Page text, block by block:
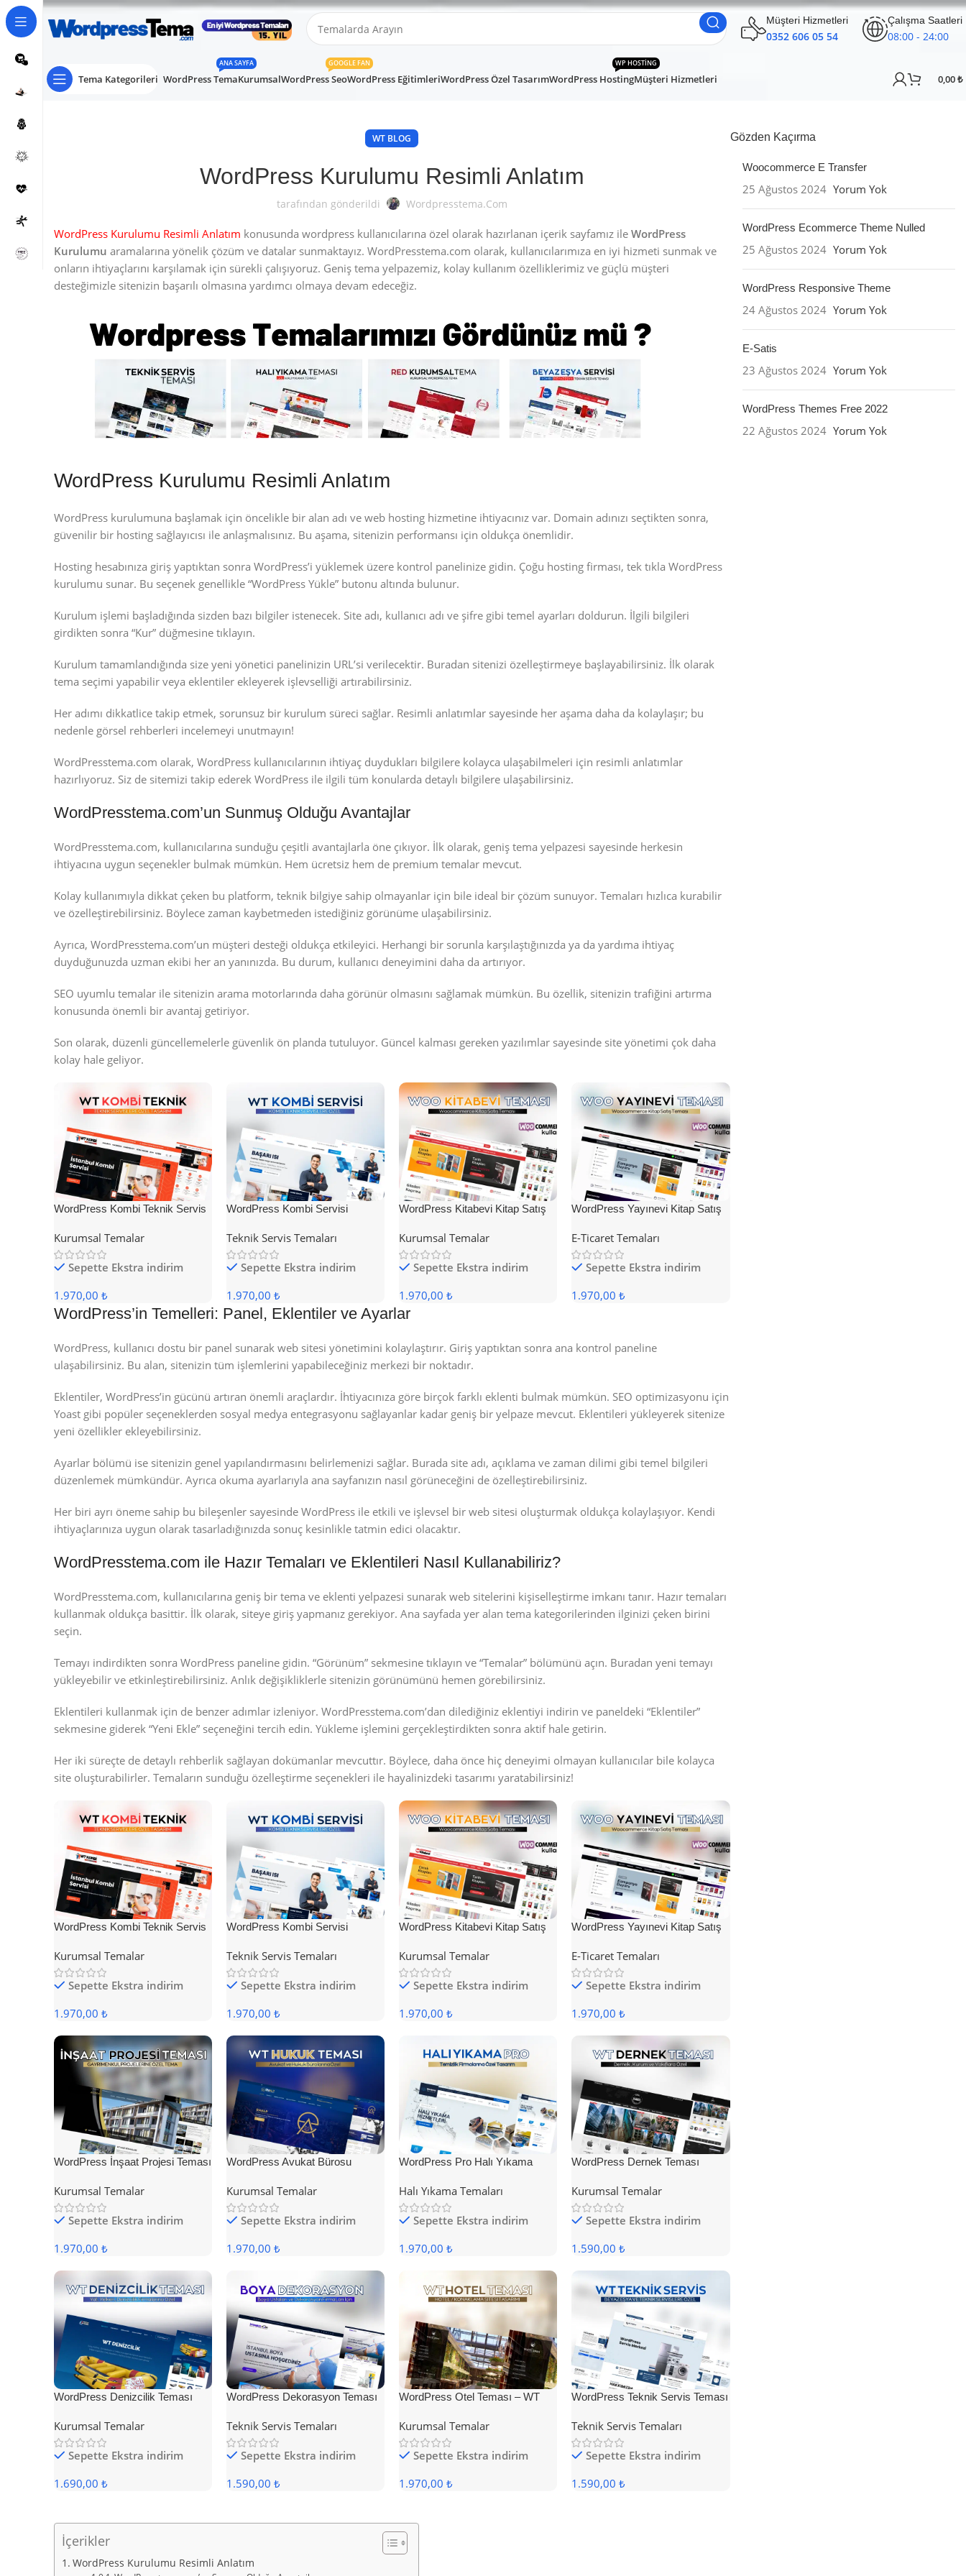
Müşteri Hizmetleri
0352 606 05 54
Çalışma Saatleri
08:00 - 24:00
Tema Kategorileri WordPress Tema
ANA SAYFA
KurumsalWordPress Seo
GOOGLE FAN
WordPress EğitimleriWordPress Özel TasarımWordPress Hosting
WP HOSTING
Müşteri Hizmetleri 0,00₺
WT BLOG
WordPress Kurulumu Resimli Anlatım
tarafından gönderildi Wordpresstema.com
WordPress Kurulumu Resimli Anlatım konusunda wordpress kullanıcılarına özel olarak hazırlanan içerik sayfamız ile WordPress
Kurulumu aramalarına yönelik çözüm ve datalar sunmaktayız. WordPresstema.com olarak, kullanıcılarımıza en iyi hizmeti sunmak ve
onların ihtiyaçlarını karşılamak için sürekli çalışıyoruz. Geniş tema yelpazemiz, kolay kullanım özelliklerimiz ve güçlü müşteri
desteğimizle sitenizin başarılı olmasına yardımcı olmaya devam edeceğiz.
WordPress Kurulumu Resimli Anlatım
WordPress kurulumuna başlamak için öncelikle bir alan adı ve web hosting hizmetine ihtiyacınız var. Domain adınızı seçtikten sonra,
güvenilir bir hosting sağlayıcısı ile anlaşmalısınız. Bu aşama, sitenizin performansı için oldukça önemlidir.
Hosting hesabınıza giriş yaptıktan sonra WordPress’i yüklemek üzere kontrol panelinize gidin. Çoğu hosting firması, tek tıkla WordPress
kurulumu sunar. Bu seçenek genellikle “WordPress Yükle” butonu altında bulunur.
Kurulum işlemi başladığında sizden bazı bilgiler istenecek. Site adı, kullanıcı adı ve şifre gibi temel ayarları doldurun. İlgili bilgileri
girdikten sonra “Kur” düğmesine tıklayın.
Kurulum tamamlandığında size yeni yönetici panelinizin URL’si verilecektir. Buradan sitenizi özelleştirmeye başlayabilirsiniz. İlk olarak
tema seçimi yapabilir veya eklentiler ekleyerek işlevselliği artırabilirsiniz.
Her adımı dikkatlice takip etmek, sorunsuz bir kurulum süreci sağlar. Resimli anlatımlar sayesinde her aşama daha da kolaylaşır; bu
nedenle görsel rehberleri incelemeyi unutmayın!
WordPresstema.com olarak, WordPress kullanıcılarının ihtiyaç duydukları bilgilere kolayca ulaşabilmeleri için resimli anlatımlar
hazırlıyoruz. Siz de sitemizi takip ederek WordPress ile ilgili tüm konularda detaylı bilgilere ulaşabilirsiniz.
WordPresstema.com’un Sunmuş Olduğu Avantajlar
WordPresstema.com, kullanıcılarına sunduğu çeşitli avantajlarla öne çıkıyor. İlk olarak, geniş tema yelpazesi sayesinde herkesin
ihtiyacına uygun seçenekler bulmak mümkün. Hem ücretsiz hem de premium temalar mevcut.
Kolay kullanımıyla dikkat çeken bu platform, teknik bilgiye sahip olmayanlar için bile ideal bir çözüm sunuyor. Temaları hızlıca kurabilir
ve özelleştirebilirsiniz. Böylece zaman kaybetmeden istediğiniz görünüme ulaşabilirsiniz.
Ayrıca, WordPresstema.com’un müşteri desteği oldukça etkileyici. Herhangi bir sorunla karşılaştığınızda ya da yardıma ihtiyaç
duyduğunuzda uzman ekibi her an yanınızda. Bu durum, kullanıcı deneyimini daha da artırıyor.
SEO uyumlu temalar ile sitenizin arama motorlarında daha görünür olmasını sağlamak mümkün. Bu özellik, sitenizin trafiğini artırma
konusunda önemli bir avantaj getiriyor.
Son olarak, düzenli güncellemelerle güvenlik ön planda tutuluyor. Güncel kalması gereken yazılımlar sayesinde site yönetimi çok daha
kolay hale geliyor.
WordPress Kombi Teknik Servis
Kurumsal Temalar
Sepette Ekstra indirim
1.970,00 ₺
WordPress Kombi Servisi
Teknik Servis Temaları
Sepette Ekstra indirim
1.970,00 ₺
WordPress Kitabevi Kitap Satış
Kurumsal Temalar
Sepette Ekstra indirim
1.970,00 ₺
WordPress Yayınevi Kitap Satış
E-Ticaret Temaları
Sepette Ekstra indirim
1.970,00 ₺
WordPress’in Temelleri: Panel, Eklentiler ve Ayarlar
WordPress, kullanıcı dostu bir panel sunarak web sitesi yönetimini kolaylaştırır. Giriş yaptıktan sonra ana kontrol paneline
ulaşabilirsiniz. Bu alan, sitenizin tüm işlemlerini yapabileceğiniz merkezi bir noktadır.
Eklentiler, WordPress’in gücünü artıran önemli araçlardır. İhtiyacınıza göre birçok farklı eklenti bulmak mümkün. SEO optimizasyonu için
Yoast gibi popüler seçeneklerden sosyal medya entegrasyonu sağlayanlar kadar geniş bir yelpaze mevcut. Eklentileri yükleyerek sitenize
yeni özellikler ekleyebilirsiniz.
Ayarlar bölümü ise sitenizin genel yapılandırmasını belirlemenizi sağlar. Burada site adı, açıklama ve zaman dilimi gibi temel bilgileri
düzenlemek mümkündür. Ayrıca okuma ayarlarıyla ana sayfanızın nasıl görüneceğini de özelleştirebilirsiniz.
Her biri ayrı öneme sahip bu bileşenler sayesinde WordPress ile etkili ve işlevsel bir web sitesi oluşturmak oldukça kolaylaşıyor. Kendi
ihtiyaçlarınıza uygun olarak tasarladığınızda sonuç kesinlikle tatmin edici olacaktır.
WordPresstema.com ile Hazır Temaları ve Eklentileri Nasıl Kullanabiliriz?
WordPresstema.com, kullanıcılarına geniş bir tema ve eklenti yelpazesi sunarak web sitelerini kişiselleştirme imkanı tanır. Hazır temaları
kullanmak oldukça basittir. İlk olarak, siteye giriş yapmanız gerekiyor. Ana sayfada yer alan tema kategorilerinden ilginizi çeken birini
seçin.
Temayı indirdikten sonra WordPress paneline gidin. “Görünüm” sekmesine tıklayın ve “Temalar” bölümünü açın. Buradan yeni temayı
yükleyebilir ve etkinleştirebilirsiniz. Anlık değişikliklerle sitenizin görünümünü hemen görebilirsiniz.
Eklentileri kullanmak için de benzer adımlar izleniyor. WordPresstema.com’dan dilediğiniz eklentiyi indirin ve paneldeki “Eklentiler”
sekmesine giderek “Yeni Ekle” seçeneğini tercih edin. Yükleme işlemini gerçekleştirdikten sonra aktif hale getirin.
Her iki süreçte de detaylı rehberlik sağlayan dokümanlar mevcuttır. Böylece, daha önce hiç deneyimi olmayan kullanıcılar bile kolayca
site oluşturabilirler. Temaların sunduğu özelleştirme seçenekleri ile hayalinizdeki tasarımı yaratabilirsiniz!
WordPress Kombi Teknik Servis
Kurumsal Temalar
Sepette Ekstra indirim
1.970,00 ₺
WordPress Kombi Servisi
Teknik Servis Temaları
Sepette Ekstra indirim
1.970,00 ₺
WordPress Kitabevi Kitap Satış
Kurumsal Temalar
Sepette Ekstra indirim
1.970,00 ₺
WordPress Yayınevi Kitap Satış
E-Ticaret Temaları
Sepette Ekstra indirim
1.970,00 ₺
WordPress İnşaat Projesi Teması
Kurumsal Temalar
Sepette Ekstra indirim
1.970,00 ₺
WordPress Avukat Bürosu
Kurumsal Temalar
Sepette Ekstra indirim
1.970,00 ₺
WordPress Pro Halı Yıkama
Halı Yıkama Temaları
Sepette Ekstra indirim
1.970,00 ₺
WordPress Dernek Teması
Kurumsal Temalar
Sepette Ekstra indirim
1.590,00 ₺
WordPress Denizcilik Teması
Kurumsal Temalar
Sepette Ekstra indirim
1.690,00 ₺
WordPress Dekorasyon Teması
Teknik Servis Temaları
Sepette Ekstra indirim
1.590,00 ₺
WordPress Otel Teması – WT
Kurumsal Temalar
Sepette Ekstra indirim
1.970,00 ₺
WordPress Teknik Servis Teması
Teknik Servis Temaları
Sepette Ekstra indirim
1.590,00 ₺
İçerikler
WordPress Kurulumu Resimli Anlatım
Gözden Kaçırma
Woocommerce E Transfer
25 Ağustos 2024 Yorum Yok
WordPress Ecommerce Theme Nulled
25 Ağustos 2024 Yorum Yok
WordPress Responsive Theme
24 Ağustos 2024 Yorum Yok
E-Satis
23 Ağustos 2024 Yorum Yok
WordPress Themes Free 2022
22 Ağustos 2024 Yorum Yok